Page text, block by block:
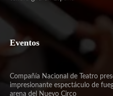
Eventos
Compañía Nacional de Teatro
impresionante espectáculo de
arena del Nuevo Circo